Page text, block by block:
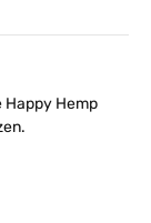
Happy Hemp